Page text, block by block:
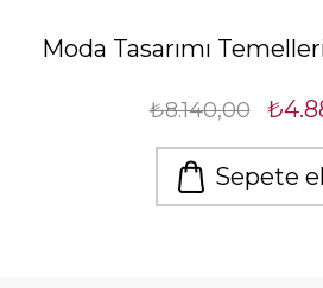
Moda Tasarımı
₺8.140,00
Sepete